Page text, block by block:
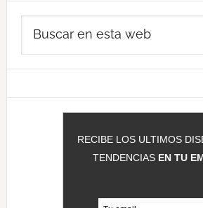
Barra
lateral
principal
RECIBE LOS ULTIMOS
TENDENCIAS EN TU